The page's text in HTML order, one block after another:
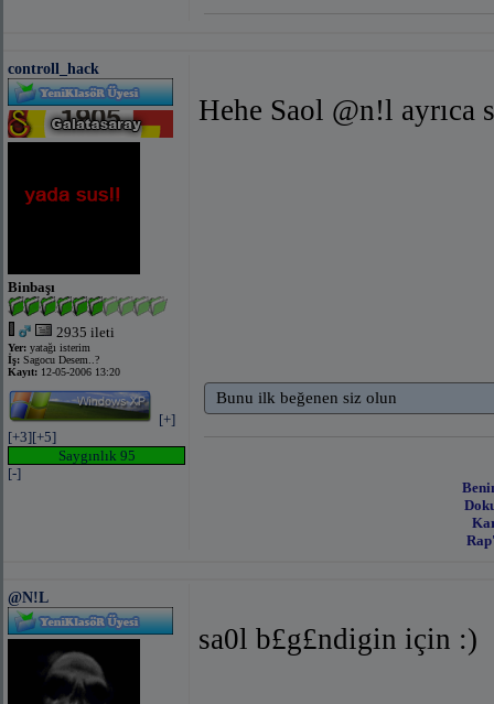
controll_hack
Binbaşı
2935 ileti
Yer: yatağı isterim
İş: Sagocu Desem..?
Kayıt: 12-05-2006 13:20
[+]
[+3][+5]
Saygınlık 95
[-]
Hehe Saol @n!l
Bunu ilk beğenen siz olun
@N!L
sa0l b£g£ndigin için :)